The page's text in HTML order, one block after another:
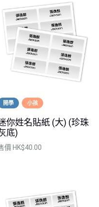
開學 小孩
你姓名貼紙 (大) (珍珠
底)
價 HK$40.00